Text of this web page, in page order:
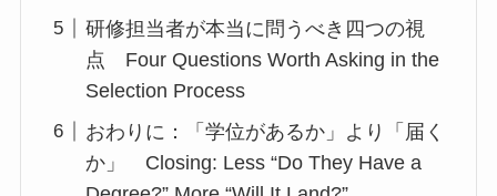
研修担当者が本当に問うべき四つの視
点 Four Questions Worth Asking in the
Selection Process
おわりに：「学位があるか」より「届く
か」 Closing: Less “Do They Have a